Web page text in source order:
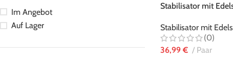
Im Angebot
Auf Lager
Stabilisator mit
Stabilisator mit
(0)
36,99€ Paar